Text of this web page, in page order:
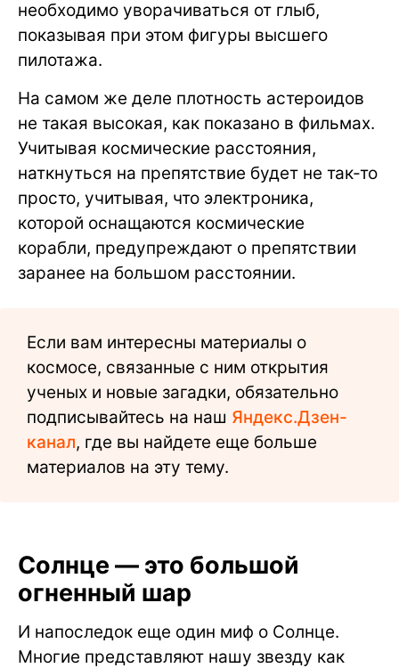
необходимо уворачиваться от глыб,
показывая при этом фигуры высшего
пилотажа.
На самом же деле плотность астероидов
не такая высокая, как показано в фильмах.
Учитывая космические расстояния,
наткнуться на препятствие будет не так-то
просто, учитывая, что электроника,
которой оснащаются космические
корабли, предупреждают о препятствии
заранее на большом расстоянии.
Если вам интересны материалы о
космосе, связанные с ним открытия
ученых и новые загадки, обязательно
подписывайтесь на наш Яндекс.Дзен-
канал, где вы найдете еще больше
материалов на эту тему.
Солнце — это большой
огненный шар
И напоследок еще один миф о Солнце.
Многие представляют нашу звезду как